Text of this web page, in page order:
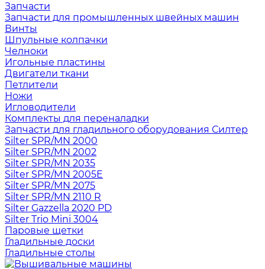
Запчасти
Запчасти для промышленных швейных машин
Винты
Шпульные колпачки
Челноки
Игольные пластины
Двигатели ткани
Петлители
Ножи
Игловодители
Комплекты для переналадки
Запчасти для гладильного оборудования Силтер
Silter SPR/MN 2000
Silter SPR/MN 2002
Silter SPR/MN 2035
Silter SPR/MN 2005E
Silter SPR/MN 2075
Silter SPR/MN 2110 R
Silter Gazzella 2020 PD
Silter Trio Mini 3004
Паровые щетки
Гладильные доски
Гладильные столы